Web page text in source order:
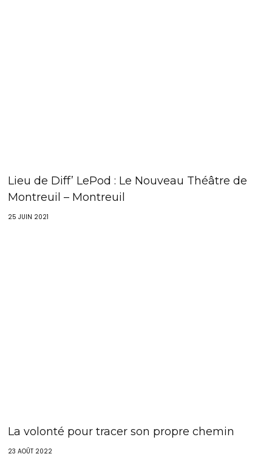
Lieu de Diff’ LePod : Le Nouveau Théâtre de
Montreuil – Montreuil
25 JUIN 2021
La volonté pour tracer son propre chemin
23 AOÛT 2022